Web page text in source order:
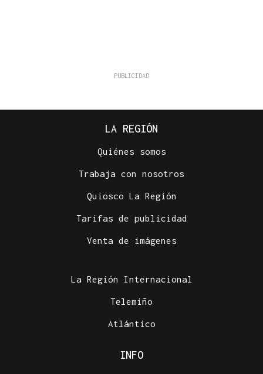
LA REGIÓN
Quiénes somos
Trabaja con nosotros
Quiosco La Región
Tarifas de publicidad
Venta de imágenes
La Región Internacional
Telemiño
Atlántico
INFO